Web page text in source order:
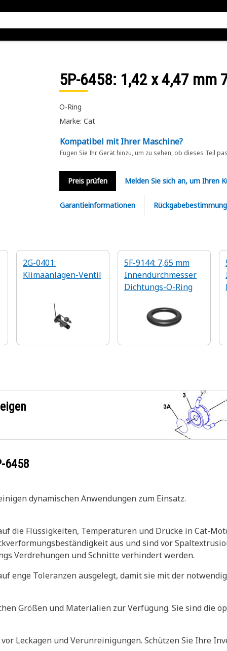
5P-6458: 1,42 x 4,47 mm
O-Ring
Marke: Cat
Kompatibel mit Ihrer Maschine?
Fügen Sie Ihr Gerät hinzu, um zu sehen, ob dieses Teil
Preis prüfen Melden Sie sich an, um Ihren
Garantieinformationen
2G-0401:
Klimaanlagen-Ventil
5F-9144: 7,65 mm
Innendurchmesser
Dichtungs-O-Ring
6458
dynamischen Anwendungen zum Einsatz.
die Flüssigkeiten, Temperaturen und Drücke in Cat-
aus und sind vor
Verdrehungen und Schnitte verhindert werden.
enge Toleranzen ausgelegt, damit sie mit der
Größen und Materialien zur Verfügung. Sie sind die
Leckagen und Verunreinigungen. Schützen Sie Ihre